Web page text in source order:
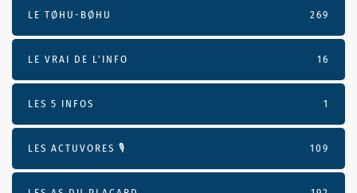
LE TØHU-BØHU 269
LE VRAI DE L’INFO 16
LES 5 INFOS 1
LES ACTUVORES 🎙 109